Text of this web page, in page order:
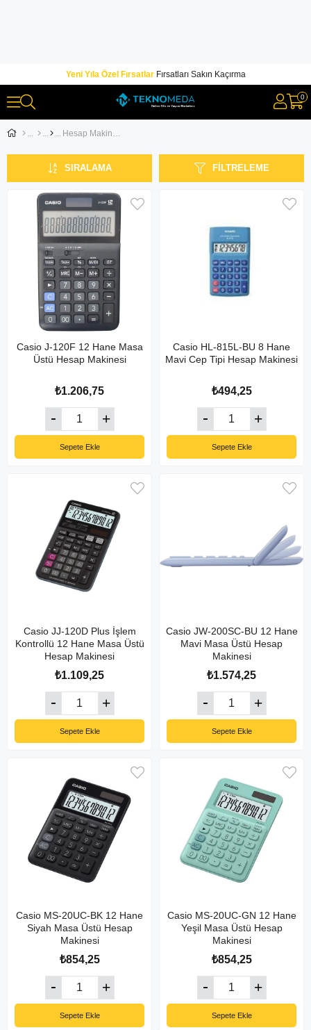
Yeni Yıla Özel FırsatlarFırsatları Sakın Kaçırma
0
Hesap Makineleri
FILTRELEME
SIRALAMA
Casio J-120F 12 Hane Masa
Üstü Hesap Makinesi
₺1.206,75
Sepete Ekle
Casio HL-815L-BU 8 Hane
Mavi Cep Tipi Hesap Makinesi
₺494,25
Sepete Ekle
Casio JJ-120D Plus İşlem
Kontrollü 12 Hane Masa Üstü
Hesap Makinesi
₺1.109,25
Sepete Ekle
Casio JW-200SC-BU 12 Hane
Mavi Masa Üstü Hesap
Makinesi
₺1.574,25
Sepete Ekle
Casio MS-20UC-BK 12 Hane
Siyah Masa Üstü Hesap
Makinesi
₺854,25
Sepete Ekle
Casio MS-20UC-GN 12 Hane
Yeşil Masa Üstü Hesap
Makinesi
₺854,25
Sepete Ekle